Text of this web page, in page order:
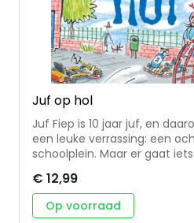
Juf op hol
Juf Fiep is 10 jaar juf, en
een leuke verrassing: een
schoolplein. Maar er gaat
het niet meer. De kart van juf
het de dappere kinderen van
redden?
€ 12,99
Op voorraad